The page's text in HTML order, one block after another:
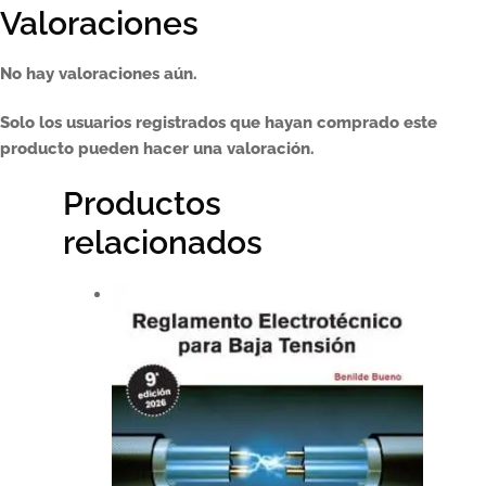
Valoraciones
No hay valoraciones aún.
Solo los usuarios registrados que hayan comprado este
producto pueden hacer una valoración.
Productos
relacionados